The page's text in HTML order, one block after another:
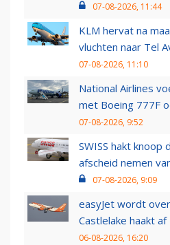
07-08-2026, 11:44
KLM hervat na
vluchten naar Tel
07-08-2026, 11:10
National Airlines
met Boeing 777F
07-08-2026, 9:52
SWISS hakt knoop
afscheid nemen
07-08-2026, 9:09
easyJet wordt
Castlelake haakt af
06-08-2026, 16:20